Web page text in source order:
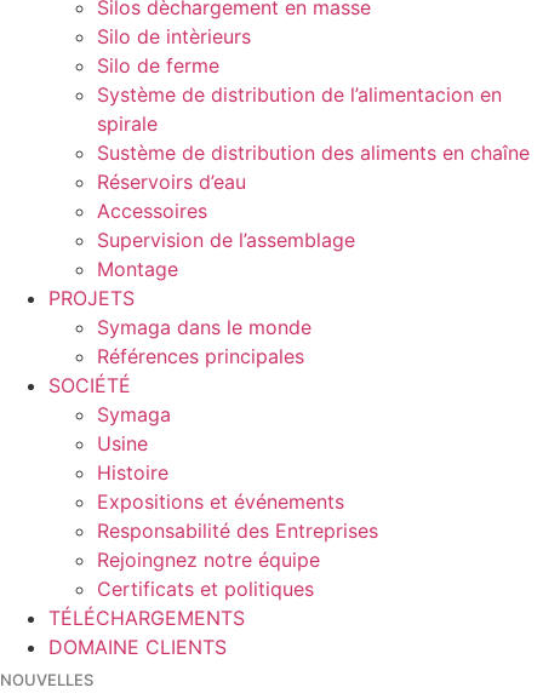
Silos dèchargement en masse
Silo de intèrieurs
Silo de ferme
Système de distribution de l’alimentacion en
spirale
Sustème de distribution des aliments en chaîne
Réservoirs d’eau
Accessoires
Supervision de l’assemblage
Montage
PROJETS
Symaga dans le monde
Références principales
SOCIÉTÉ
Symaga
Usine
Histoire
Expositions et événements
Responsabilité des Entreprises
Rejoingnez notre équipe
Certificats et politiques
TÉLÉCHARGEMENTS
DOMAINE CLIENTS
NOUVELLES